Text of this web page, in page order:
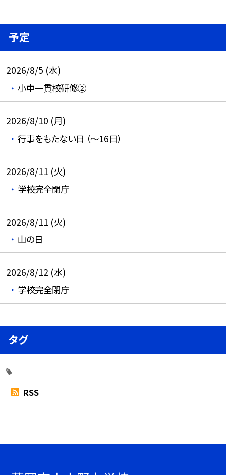
予定
2026/8/5 (水)
小中一貫校研修②
2026/8/10 (月)
行事をもたない日 （～16日）
2026/8/11 (火)
学校完全閉庁
2026/8/11 (火)
山の日
2026/8/12 (水)
学校完全閉庁
タグ
RSS